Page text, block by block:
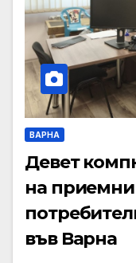
ВАРНА
Девет
на приемни
във Варна